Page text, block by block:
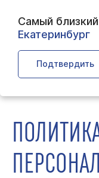
Самый
Екатеринбург
Подтвердить
← Главная ←